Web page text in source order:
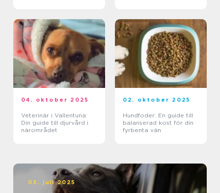
04. oktober 2025
Veterinär i Vallentuna:
Din guide till djurvård i
närområdet
02. oktober 2025
Hundfoder: En guide till
balanserad kost för din
fyrbenta vän
03. juli 2025